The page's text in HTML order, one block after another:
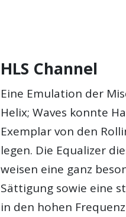
HLS Channel
Eine Emulation der
Helix; Waves konnte
Exemplar von den
legen. Die Equalizer
weisen eine ganz
Sättigung sowie eine
in den hohen